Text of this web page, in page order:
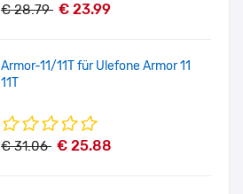
€ 28.79 € 23.99
Armor-11/11T für Ulefone Armor 11
11T
€ 31.06 € 25.88